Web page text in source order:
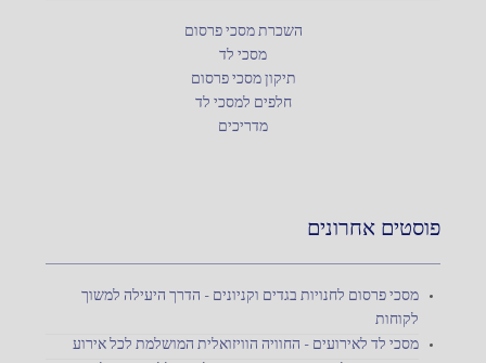
השכרת מסכי פרסום
מסכי לד
תיקון מסכי פרסום
חלפים למסכי לד
מדריכים
פוסטים אחרונים
מסכי פרסום לחנויות בגדים וקניונים – הדרך היעילה למשוך
לקוחות
מסכי לד לאירועים – החוויה הוויזואלית המושלמת לכל אירוע